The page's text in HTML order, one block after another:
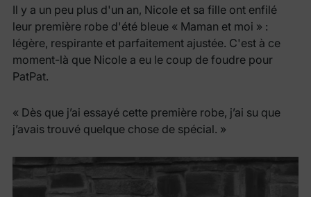
Il y a un peu plus d'un an, Nicole et sa fille ont enfilé
leur première robe d'été bleue « Maman et moi » :
légère, respirante et parfaitement ajustée. C'est à ce
moment-là que Nicole a eu le coup de foudre pour
PatPat.
« Dès que j’ai essayé cette première robe, j’ai su que
j’avais trouvé quelque chose de spécial. »